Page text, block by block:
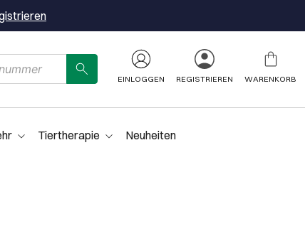
EINLOGGEN REGISTRIEREN WARENKORB
Tiertherapie Neuheiten